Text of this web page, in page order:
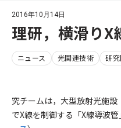
2016年10月14日
理研，横滑りX
ニュース 光関連技術 研
究チームは，大型放射光施
でX線を制御する「X線導波